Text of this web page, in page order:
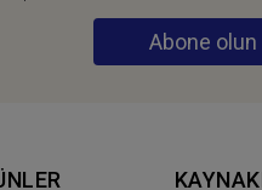
Abone olun